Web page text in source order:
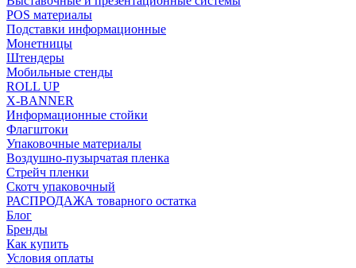
POS материалы
Подставки информационные
Монетницы
Штендеры
Мобильные стенды
ROLL UP
X-BANNER
Информационные стойки
Флагштоки
Упаковочные материалы
Воздушно-пузырчатая пленка
Стрейч пленки
Скотч упаковочный
РАСПРОДАЖА товарного остатка
Блог
Бренды
Как купить
Условия оплаты